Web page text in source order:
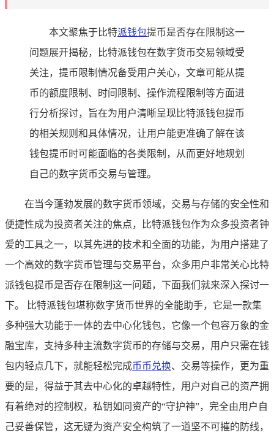
本文聚焦于比特派钱包提币是否存在限制这一
问题展开揭秘，比特派钱包在数字货币交易领域受
关注，提币限制情况备受用户关心，文章可能从提
币的额度限制、时间限制、操作流程限制等方面进
行分析探讨，旨在为用户清晰呈现比特派钱包提币
的相关规则和具体情况，让用户能更准确了解在该
钱包提币时可能面临的各类限制，从而更好地规划
自己的数字货币交易与管理。
在当今蓬勃发展的数字货币领域，交易与存储的安全性和
便捷性成为投资者关注的焦点，比特派钱包作为众多投资者钟
爱的工具之一，以其先进的技术和全面的功能，为用户搭建了
一个高效的数字货币管理与交易平台，众多用户非常关心比特
派钱包提币是否存在限制这一问题，下面我们就来深入探讨一
下。 比特派钱包堪称数字货币世界的全能助手，它是一款集
多种强大功能于一体的去中心化钱包，它像一个包容万象的金
融宝库，支持多种主流数字货币的存储与交易，用户只需在钱
包内轻点几下，就能轻松完成币币兑换、交易等操作，更为重
要的是，得益于其去中心化的卓越特性，用户对自己的资产拥
有着绝对的控制权，私钥如同资产的“守护神”，完全由用户自
己妥善保管，这无疑为资产安全构筑了一道坚不可摧的防线，